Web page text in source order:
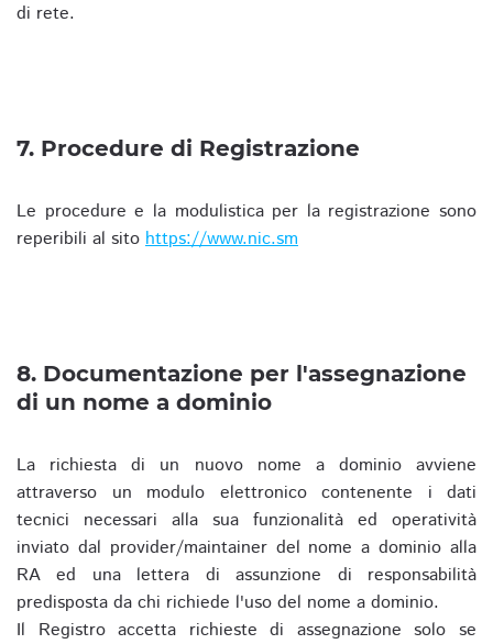
di rete.
7. Procedure di Registrazione
Le procedure e la modulistica per la registrazione sono
reperibili al sito https://www.nic.sm
8. Documentazione per l'assegnazione
di un nome a dominio
La richiesta di un nuovo nome a dominio avviene
attraverso un modulo elettronico contenente i dati
tecnici necessari alla sua funzionalità ed operatività
inviato dal provider/maintainer del nome a dominio alla
RA ed una lettera di assunzione di responsabilità
predisposta da chi richiede l'uso del nome a dominio.
Il Registro accetta richieste di assegnazione solo se